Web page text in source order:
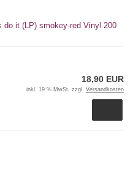
do it (LP) smokey-red Vinyl 200
18,90 EUR
inkl. 19 % MwSt. zzgl. Versandkosten